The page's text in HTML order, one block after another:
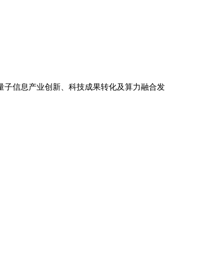
子信息产业创新、科技成果转化及算力融合发